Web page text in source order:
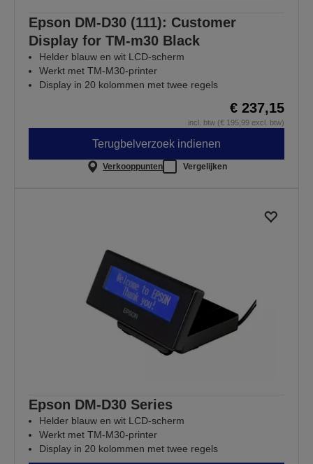
Epson DM-D30 (111): Customer
Display for TM-m30 Black
Helder blauw en wit LCD-scherm
Werkt met TM-M30-printer
Display in 20 kolommen met twee regels
€ 237,15
incl. btw (€ 195,99 excl. btw)
Terugbelverzoek indienen
Verkooppunten Vergelijken
Epson DM-D30 Series
Helder blauw en wit LCD-scherm
Werkt met TM-M30-printer
Display in 20 kolommen met twee regels